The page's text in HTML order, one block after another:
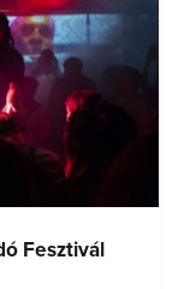
Fesztivál